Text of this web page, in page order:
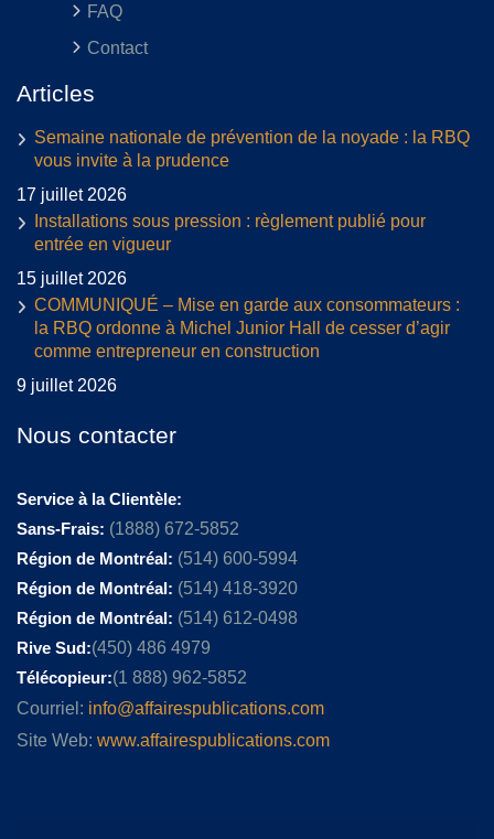
FAQ
Contact
Articles
Semaine nationale de prévention de la noyade : la RBQ
vous invite à la prudence
17 juillet 2026
Installations sous pression : règlement publié pour
entrée en vigueur
15 juillet 2026
COMMUNIQUÉ – Mise en garde aux consommateurs :
la RBQ ordonne à Michel Junior Hall de cesser d’agir
comme entrepreneur en construction
9 juillet 2026
Nous contacter
Service à la Clientèle:
Sans-Frais: (1888) 672-5852
Région de Montréal: (514) 600-5994
Région de Montréal: (514) 418-3920
Région de Montréal: (514) 612-0498
Rive Sud:(450) 486 4979
Télécopieur:(1 888) 962-5852
Courriel: info@affairespublications.com
Site Web: www.affairespublications.com